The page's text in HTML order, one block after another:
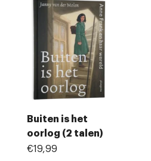
Buiten is het
oorlog (2 talen)
€19,99